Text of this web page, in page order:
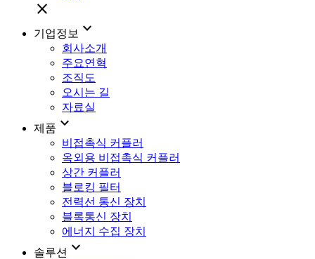
close
기업정보 expand_more
회사소개
주요연혁
조직도
오시는 길
자료실
제품 expand_more
비접촉식 커플러
옥외용 비접촉식 커플러
상간 커플러
블로킹 필터
전력선 통신 장치
블록통신 장치
에너지 수집 장치
솔루션 expand_more